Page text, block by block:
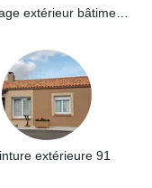
extérieure 91